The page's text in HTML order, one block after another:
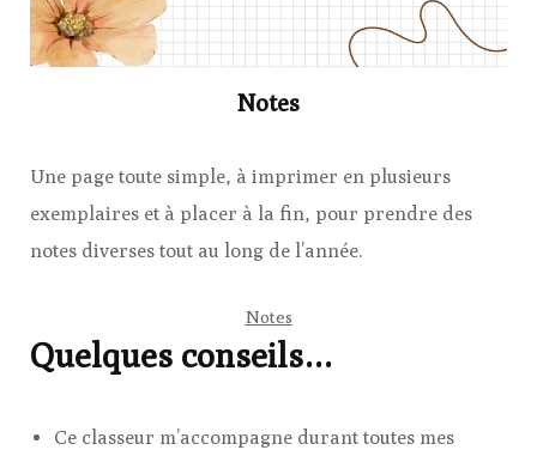
Notes
Une page toute simple, à imprimer en plusieurs
exemplaires et à placer à la fin, pour prendre des
notes diverses tout au long de l’année.
Notes
Quelques conseils…
Ce classeur m’accompagne durant toutes mes